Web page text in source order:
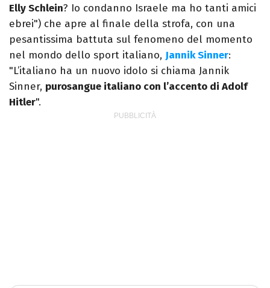
Elly Schlein? Io condanno Israele ma ho tanti amici
ebrei") che apre al finale della strofa, con una
pesantissima battuta sul fenomeno del momento
nel mondo dello sport italiano, Jannik Sinner:
"L’italiano ha un nuovo idolo si chiama Jannik
Sinner, purosangue italiano con l’accento di Adolf
Hitler".